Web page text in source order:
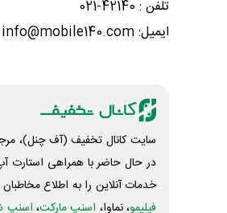
تلفن : 42140-021
ایمیل: info@mobile140.com
سایت کانال تخفیف (آف چنل)،
در حال حاضر با همراهی استارت
خدمات آنلاین را به اطلاع
فیلیمو، نماوا، اسنپ مارکت، اسنپ